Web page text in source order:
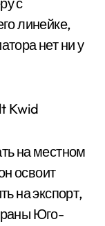
линейке,
нет ни у
Kwid
на местном
освоит
на экспорт,
Юго-